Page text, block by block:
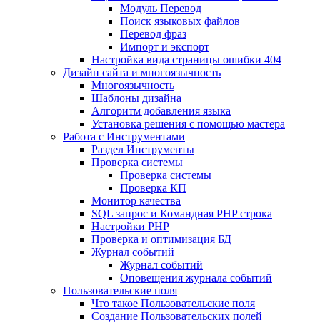
Mодуль Перевод
Поиск языковых файлов
Перевод фраз
Импорт и экспорт
Настройка вида страницы ошибки 404
Дизайн сайта и многоязычность
Многоязычность
Шаблоны дизайна
Алгоритм добавления языка
Установка решения с помощью мастера
Работа с Инструментами
Раздел Инструменты
Проверка системы
Проверка системы
Проверка КП
Монитор качества
SQL запрос и Командная PHP строка
Настройки PHP
Проверка и оптимизация БД
Журнал событий
Журнал событий
Оповещения журнала событий
Пользовательские поля
Что такое Пользовательские поля
Создание Пользовательских полей